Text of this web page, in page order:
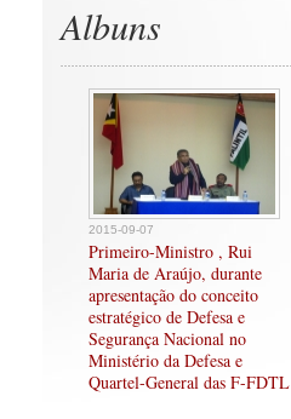
Albuns
2015-09-07
Primeiro-Ministro , Rui
Maria de Araújo, durante
apresentação do conceito
estratégico de Defesa e
Segurança Nacional no
Ministério da Defesa e
Quartel-General das F-FDTL